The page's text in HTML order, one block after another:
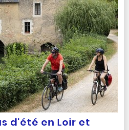
d'été en Loir et